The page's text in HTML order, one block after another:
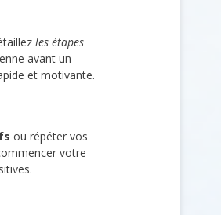
les étapes
avant un
et motivante.
ou répéter vos
votre